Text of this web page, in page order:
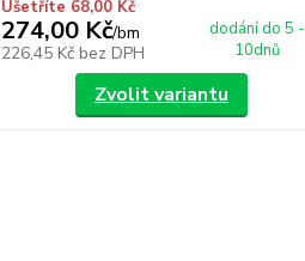
Ušetříte 68,00 Kč
274,00 Kč/bm
226,45 Kč bez DPH
dodání do 5 -
10dnů
Zvolit variantu